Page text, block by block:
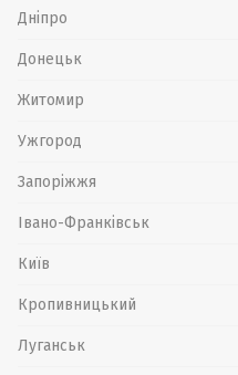
Дніпро
Донецьк
Житомир
Ужгород
Запоріжжя
Івано-Франківськ
Київ
Кропивницький
Луганськ